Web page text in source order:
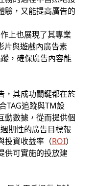
驗，又能提高廣告的
上也展現了其專業
片與遊戲內廣告素
，確保廣告內容能
，其成功關鍵都在於
TAG追蹤與TM設
動數據，從而提供個
期性的廣告目標報
投資收益率（ROI）
供可實施的投放建